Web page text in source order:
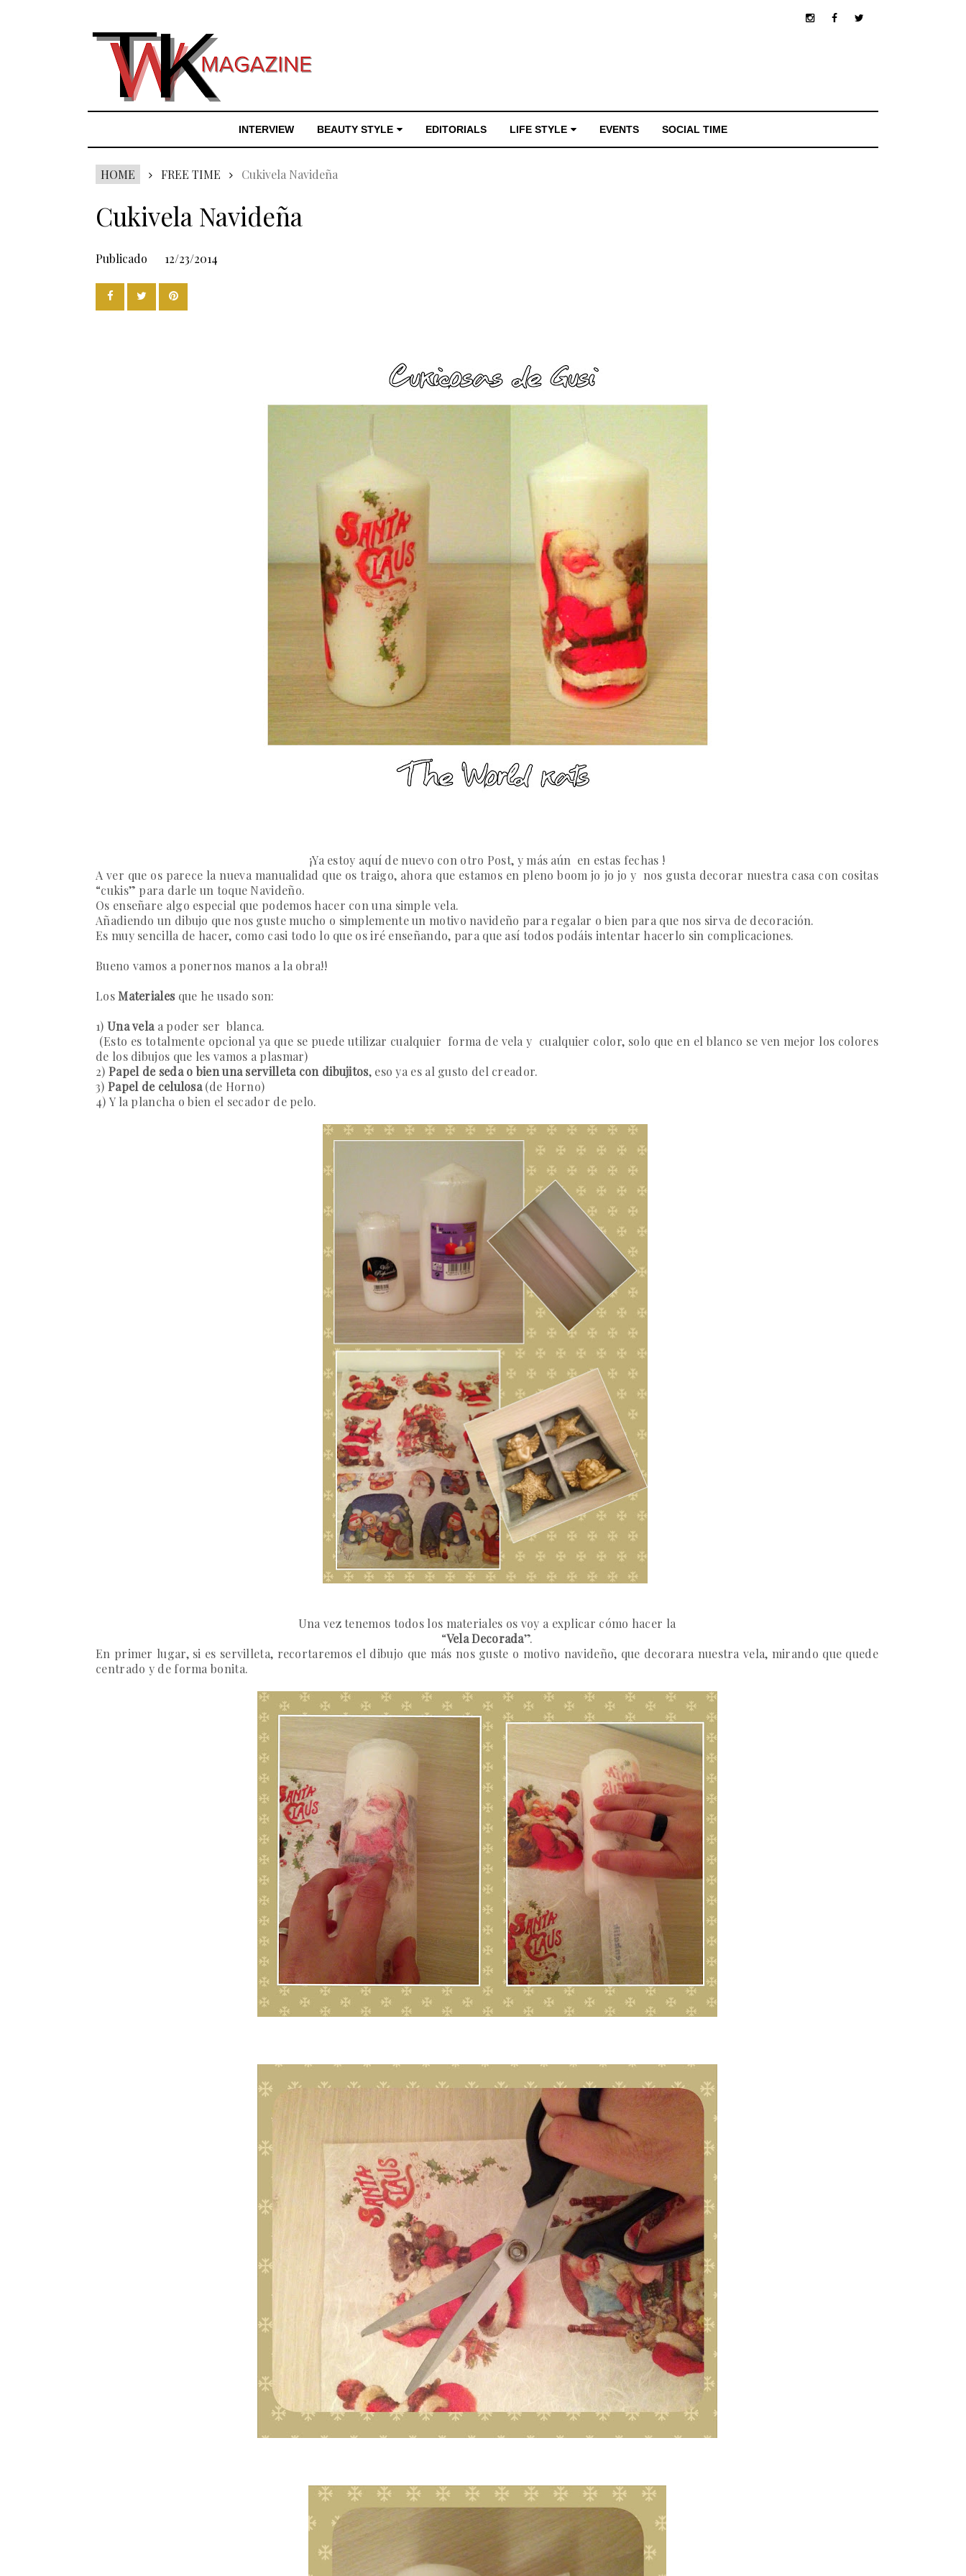
INTERVIEW BEAUTY STYLE EDITORIALS LIFE STYLE EVENTS SOCIAL TIME
HOME FREE TIME Cukivela Navideña
Cukivela Navideña
Publicado 12/23/2014
¡Ya estoy aquí de nuevo con otro Post, y más aún en estas fechas !
A ver que os parece la nueva manualidad que os traigo, ahora que estamos en pleno boom jo jo jo y nos gusta decorar nuestra casa con cositas
“cukis” para darle un toque Navideño.
Os enseñare algo especial que podemos hacer con una simple vela.
Añadiendo un dibujo que nos guste mucho o simplemente un motivo navideño para regalar o bien para que nos sirva de decoración.
Es muy sencilla de hacer, como casi todo lo que os iré enseñando, para que así todos podáis intentar hacerlo sin complicaciones.
Bueno vamos a ponernos manos a la obra!!
Los Materiales que he usado son:
1) Una vela a poder ser blanca.
(Esto es totalmente opcional ya que se puede utilizar cualquier forma de vela y cualquier color, solo que en el blanco se ven mejor los colores
de los dibujos que les vamos a plasmar)
2) Papel de seda o bien una servilleta con dibujitos, eso ya es al gusto del creador.
3) Papel de celulosa (de Horno)
4) Y la plancha o bien el secador de pelo.
Una vez tenemos todos los materiales os voy a explicar cómo hacer la
“Vela Decorada”.
En primer lugar, si es servilleta, recortaremos el dibujo que más nos guste o motivo navideño, que decorara nuestra vela, mirando que quede
centrado y de forma bonita.